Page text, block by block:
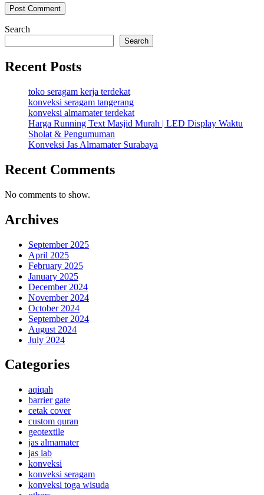
Search
Search
Recent Posts
toko seragam kerja terdekat
konveksi seragam tangerang
konveksi almamater terdekat
Harga Running Text Masjid Murah | LED Display Waktu
Sholat & Pengumuman
Konveksi Jas Almamater Surabaya
Recent Comments
No comments to show.
Archives
September 2025
April 2025
February 2025
January 2025
December 2024
November 2024
October 2024
September 2024
August 2024
July 2024
Categories
aqiqah
barrier gate
cetak cover
custom quran
geotextile
jas almamater
jas lab
konveksi
konveksi seragam
konveksi toga wisuda